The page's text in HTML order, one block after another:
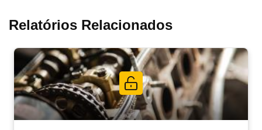
Relatórios Relacionados